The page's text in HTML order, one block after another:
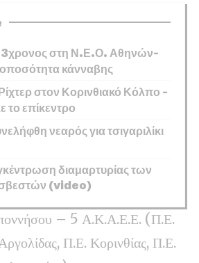
στη Ν.Ε.Ο. Αθηνών–
κάνναβης
στον Κορινθιακό Κόλπο –
το επίκεντρο
νεαρός για τσιγαριλίκι
διαμαρτυρίας των
(video)
– 5 Α.Κ.Α.Ε.Ε. (Π.Ε.
Π.Ε. Κορινθίας, Π.Ε.